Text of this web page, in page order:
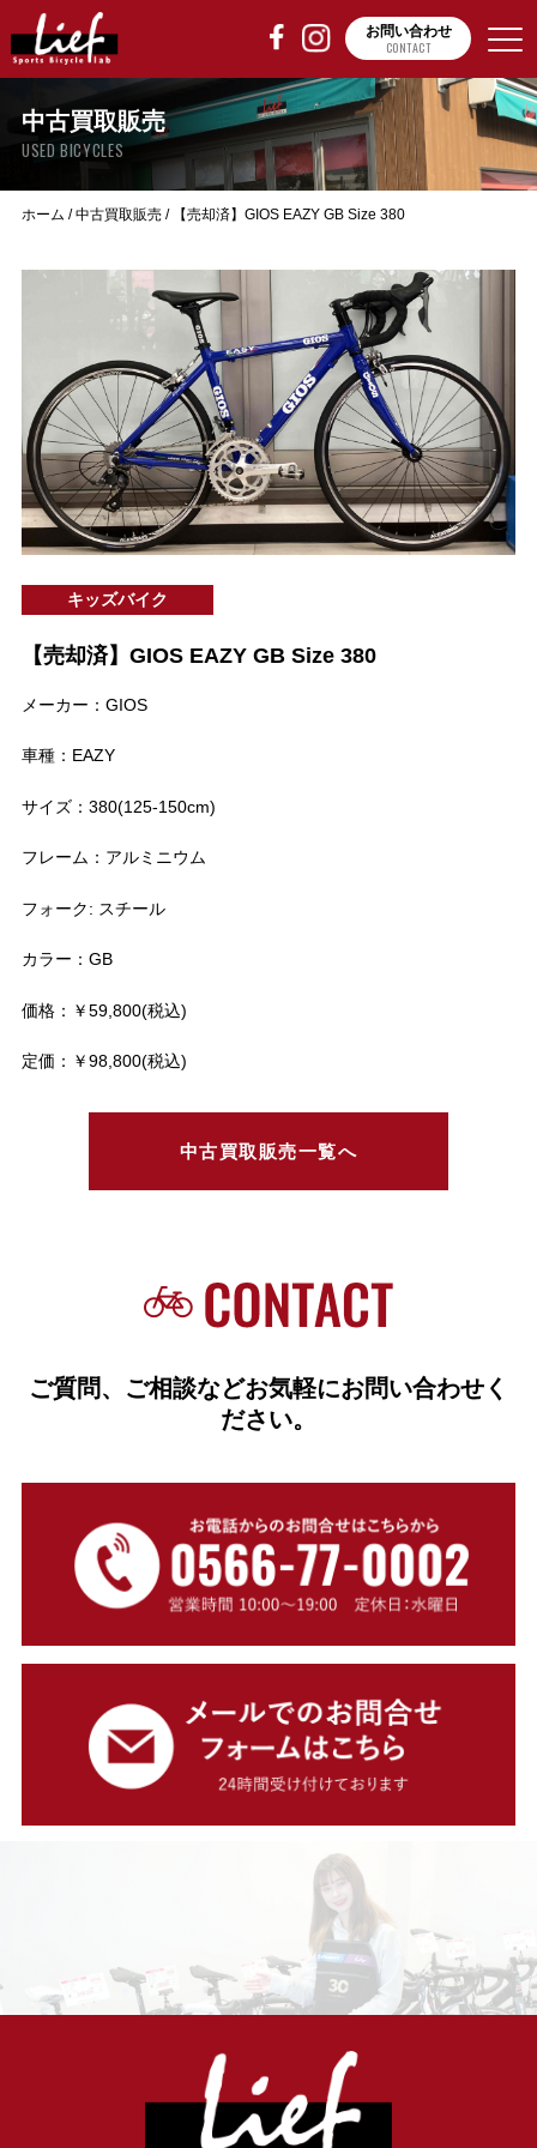
お問い合わせ
CONTACT
中古買取販売
USED BICYCLES
ホーム /中古買取販売/ 【売却済】GIOS EAZY GB Size 380
キッズバイク
【売却済】GIOS EAZY GB Size 380
メーカー：GIOS
車種：EAZY
サイズ：380(125-150cm)
フレーム：アルミニウム
フォーク: スチール
カラー：GB
価格：￥59,800(税込)
定価：￥98,800(税込)
中古買取販売一覧へ
ご質問、ご相談などお気軽にお問い合わせく
ださい。